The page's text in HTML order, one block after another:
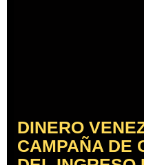
DINERO
CAMPAÑA DE